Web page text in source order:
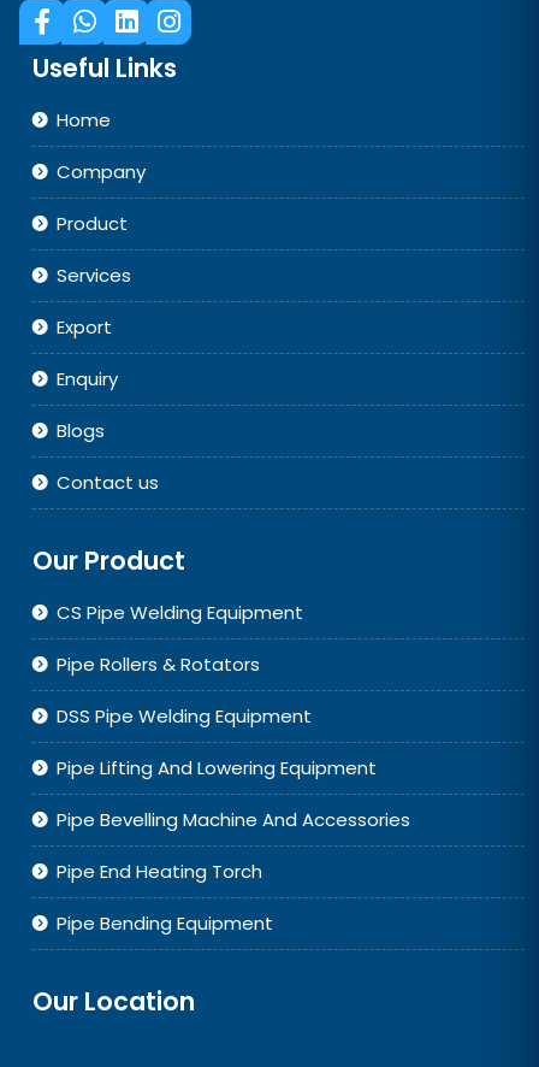
Useful Links
Home
Company
Product
Services
Export
Enquiry
Blogs
Contact us
Our Product
CS Pipe Welding Equipment
Pipe Rollers & Rotators
DSS Pipe Welding Equipment
Pipe Lifting And Lowering Equipment
Pipe Bevelling Machine And Accessories
Pipe End Heating Torch
Pipe Bending Equipment
Our Location